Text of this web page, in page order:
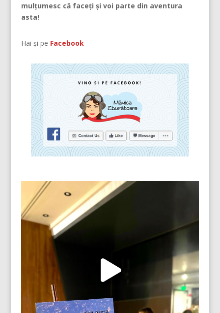
mulțumesc că faceți și voi parte din aventura
asta!
Hai și pe Facebook